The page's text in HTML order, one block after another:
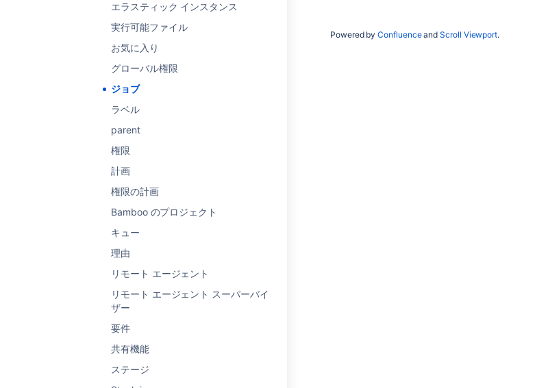
エラスティック インスタンス
実行可能ファイル
お気に入り
グローバル権限
ジョブ
ラベル
parent
権限
計画
権限の計画
Bamboo のプロジェクト
キュー
理由
リモート エージェント
リモート エージェント スーパーバイ
ザー
要件
共有機能
ステージ
Powered byConfluenceandScroll Viewport.